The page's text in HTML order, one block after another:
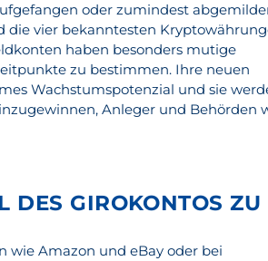
oder zumindest
die vier bekanntesten
haben besonders mutige
zu bestimmen. Ihre neuen
Wachstumspotenzial und sie
Anleger und Behörden
GIROKONTOS ZU
wie Amazon und eBay oder bei